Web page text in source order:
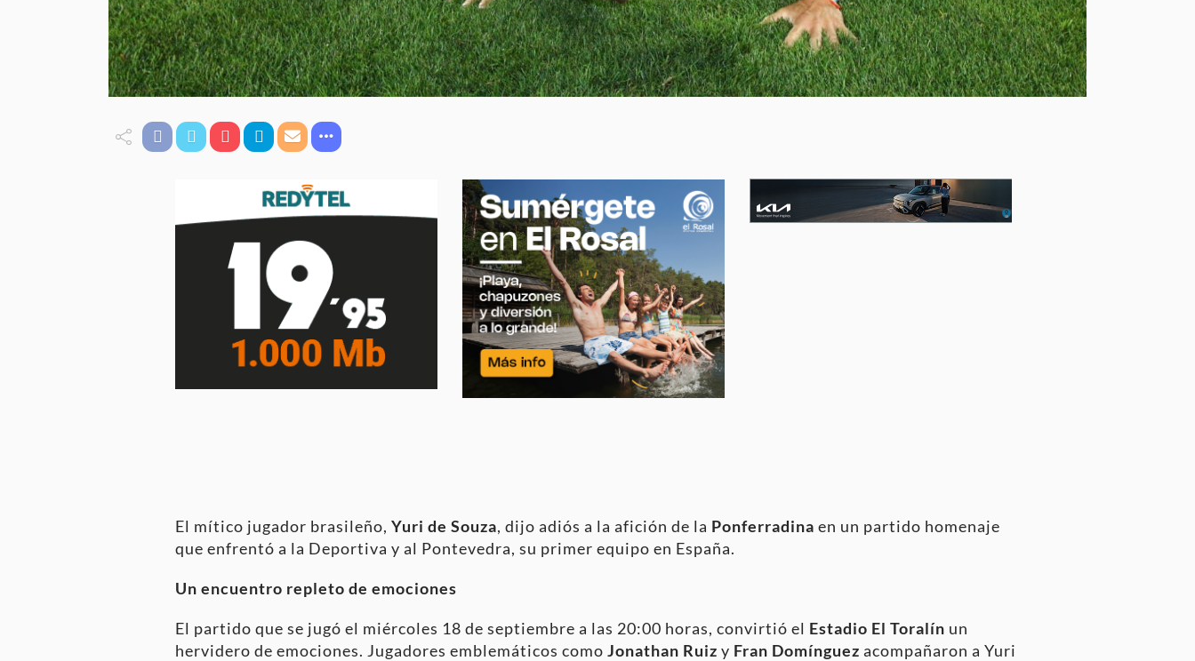
El mítico jugador brasileño, Yuri de Souza, dijo adiós a la afición de la Ponferradina en un partido homenaje
que enfrentó a la Deportiva y al Pontevedra, su primer equipo en España.
Un encuentro repleto de emociones
El partido que se jugó el miércoles 18 de septiembre a las 20:00 horas, convirtió el Estadio El Toralín un
hervidero de emociones. Jugadores emblemáticos como Jonathan Ruiz y Fran Domínguez acompañaron a Yuri